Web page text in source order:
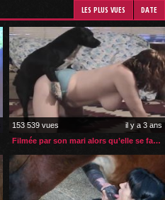
LES PLUS VUES DATE
153 539 vues
il y a 3 ans
Filmée par son mari alors qu’elle se fait enculer par ses chiens